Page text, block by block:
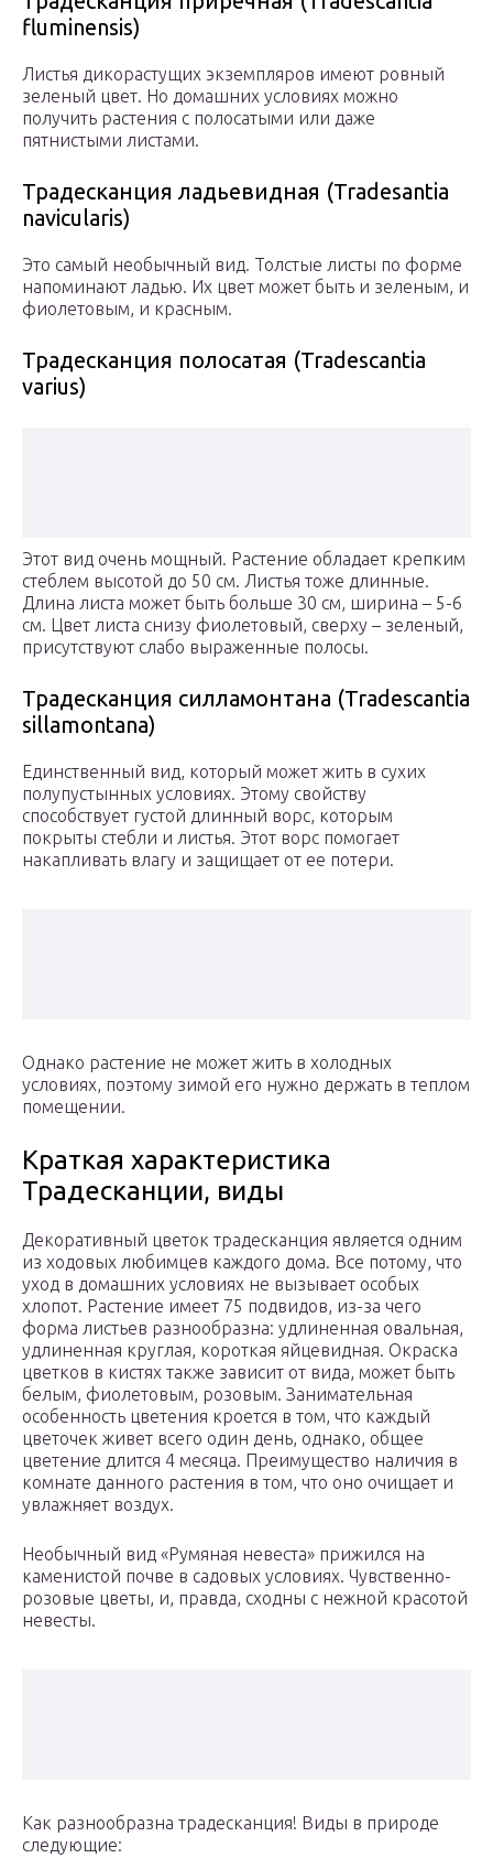
fluminensis)
Листья дикорастущих экземпляров имеют ровный
зеленый цвет. Но домашних условиях можно
получить растения с полосатыми или даже
пятнистыми листами.
Традесканция ладьевидная (Tradesantia
navicularis)
Это самый необычный вид. Толстые листы по форме
напоминают ладью. Их цвет может быть и зеленым, и
фиолетовым, и красным.
Традесканция полосатая (Tradescantia
varius)
Этот вид очень мощный. Растение обладает крепким
стеблем высотой до 50 см. Листья тоже длинные.
Длина листа может быть больше 30 см, ширина – 5-6
см. Цвет листа снизу фиолетовый, сверху – зеленый,
присутствуют слабо выраженные полосы.
Традесканция силламонтана (Tradescantia
sillamontana)
Единственный вид, который может жить в сухих
полупустынных условиях. Этому свойству
способствует густой длинный ворс, которым
покрыты стебли и листья. Этот ворс помогает
накапливать влагу и защищает от ее потери.
Однако растение не может жить в холодных
условиях, поэтому зимой его нужно держать в теплом
помещении.
Краткая характеристика
Традесканции, виды
Декоративный цветок традесканция является одним
из ходовых любимцев каждого дома. Все потому, что
уход в домашних условиях не вызывает особых
хлопот. Растение имеет 75 подвидов, из-за чего
форма листьев разнообразна: удлиненная овальная,
удлиненная круглая, короткая яйцевидная. Окраска
цветков в кистях также зависит от вида, может быть
белым, фиолетовым, розовым. Занимательная
особенность цветения кроется в том, что каждый
цветочек живет всего один день, однако, общее
цветение длится 4 месяца. Преимущество наличия в
комнате данного растения в том, что оно очищает и
увлажняет воздух.
Необычный вид «Румяная невеста» прижился на
каменистой почве в садовых условиях. Чувственно-
розовые цветы, и, правда, сходны с нежной красотой
невесты.
Как разнообразна традесканция! Виды в природе
следующие: